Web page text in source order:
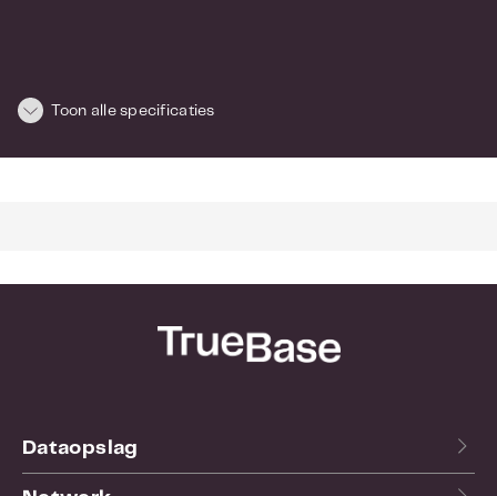
Toon alle specificaties
Dataopslag